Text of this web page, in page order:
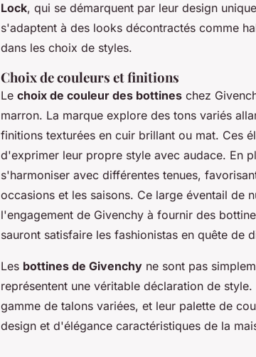
Lock, qui se démarquent par leur design
s'adaptent à des looks décontractés comme
dans les choix de styles.
Choix de couleurs et finitions
Le choix de couleur des bottines chez
marron. La marque explore des tons variés
finitions texturées en cuir brillant ou mat. Ces
d'exprimer leur propre style avec audace. En
s'harmoniser avec différentes tenues,
occasions et les saisons. Ce large éventail de
l'engagement de Givenchy à fournir des
sauront satisfaire les fashionistas en quête de
Les bottines de Givenchy ne sont pas
représentent une véritable déclaration de
gamme de talons variées, et leur palette de
design et d'élégance caractéristiques de la